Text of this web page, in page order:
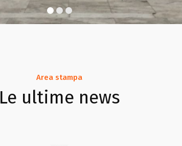
Area stampa
Le ultime news